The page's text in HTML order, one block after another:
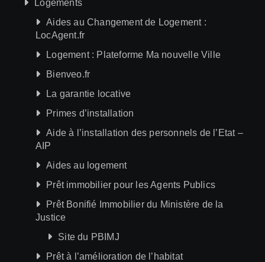
Logements
Aides au Changement de Logement :
LocAgent.fr
Logement : Plateforme Ma nouvelle Ville
Bienveo.fr
La garantie locative
Primes d’installation
Aide à l’installation des personnels de l’Etat –
AIP
Aides au logement
Prêt immobilier pour les Agents Publics
Prêt Bonifié Immobilier du Ministère de la
Justice
Site du PBIMJ
Prêt à l’amélioration de l’habitat